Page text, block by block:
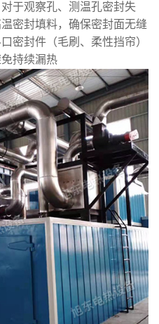
于观察孔、测温孔密封失
密封填料，确保密封面无缝
密封件（毛刷、柔性挡帘）
持续漏热